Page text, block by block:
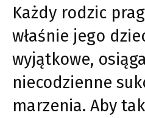
Każdy rodzic
właśnie jego
wyjątkowe,
niecodzienne
marzenia. Aby